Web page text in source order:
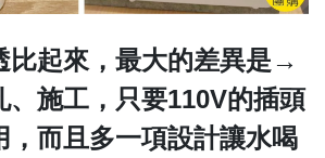
比起來，最大的差異是→
、施工，只要110V的插頭
，而且多一項設計讓水喝